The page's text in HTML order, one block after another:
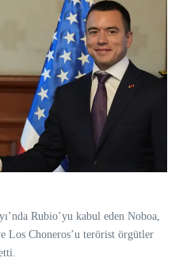
Rubio’yu kabul eden Noboa,
Los Choneros’u terörist örgütler